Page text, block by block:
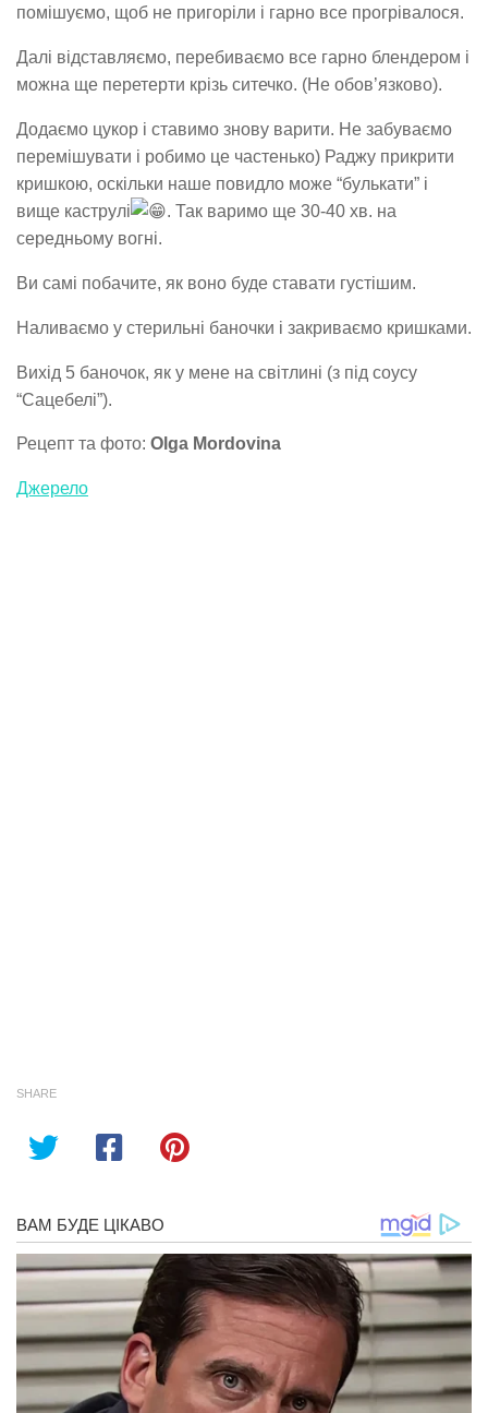
помішуємо, щоб не пригоріли і гарно все прогрівалося.
Далі відставляємо, перебиваємо все гарно блендером і
можна ще перетерти крізь ситечко. (Не обов’язково).
Додаємо цукор і ставимо знову варити. Не забуваємо
перемішувати і робимо це частенько) Раджу прикрити
кришкою, оскільки наше повидло може “булькати” і
вище каструлі
. Так варимо ще 30-40 хв. на
середньому вогні.
Ви самі побачите, як воно буде ставати густішим.
Наливаємо у стерильні баночки і закриваємо кришками.
Вихід 5 баночок, як у мене на світлині (з під соусу
“Сацебелі”).
Рецепт та фото: Olga Mordovina
Джерело
SHARE